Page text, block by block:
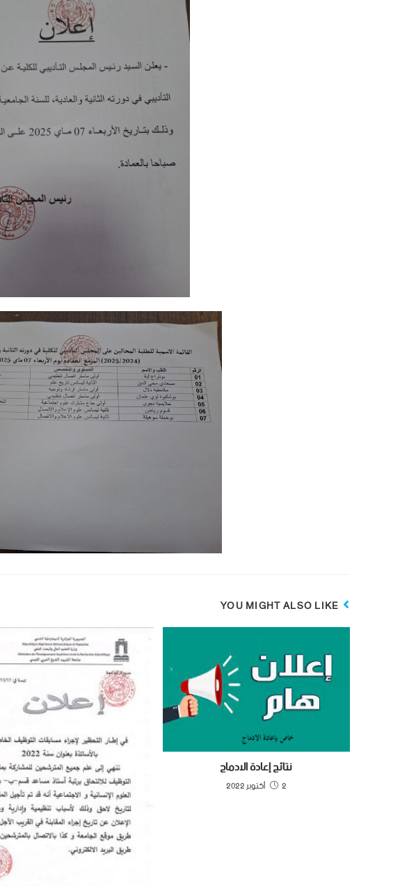
YOU MIGHT ALSO LIKE
نتائج إعادة الادماج
2 أكتوبر 2022